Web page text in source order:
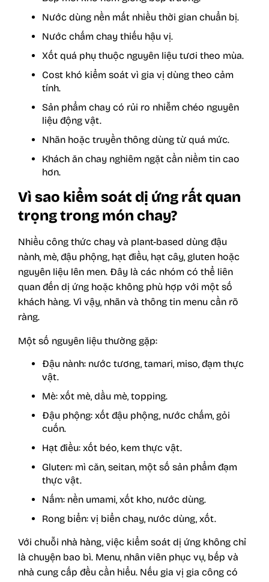
Nước dùng nền mất nhiều thời gian chuẩn bị.
Nước chấm chay thiếu hậu vị.
Xốt quá phụ thuộc nguyên liệu tươi theo mùa.
Cost khó kiểm soát vì gia vị dùng theo cảm
tính.
Sản phẩm chay có rủi ro nhiễm chéo nguyên
liệu động vật.
Nhãn hoặc truyền thông dùng từ quá mức.
Khách ăn chay nghiêm ngặt cần niềm tin cao
hơn.
Vì sao kiểm soát dị ứng rất quan
trọng trong món chay?
Nhiều công thức chay và plant-based dùng đậu
nành, mè, đậu phộng, hạt điều, hạt cây, gluten hoặc
nguyên liệu lên men. Đây là các nhóm có thể liên
quan đến dị ứng hoặc không phù hợp với một số
khách hàng. Vì vậy, nhãn và thông tin menu cần rõ
ràng.
Một số nguyên liệu thường gặp:
Đậu nành: nước tương, tamari, miso, đạm thực
vật.
Mè: xốt mè, dầu mè, topping.
Đậu phộng: xốt đậu phộng, nước chấm, gỏi
cuốn.
Hạt điều: xốt béo, kem thực vật.
Gluten: mì căn, seitan, một số sản phẩm đạm
thực vật.
Nấm: nền umami, xốt kho, nước dùng.
Rong biển: vị biển chay, nước dùng, xốt.
Với chuỗi nhà hàng, việc kiểm soát dị ứng không chỉ
là chuyện bao bì. Menu, nhân viên phục vụ, bếp và
nhà cung cấp đều cần hiểu. Nếu gia vị gia công có